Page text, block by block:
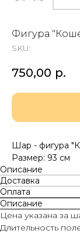
Фигура
SKU:
750,00 р.
Шар - фигура
Размер: 93 см
Описание
Доставка
Оплата
Описание
Цена указана за
Длительность